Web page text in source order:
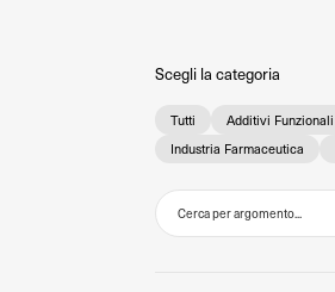
Scegli la categoria
Tutti Additivi Funzionali
Industria Farmaceutica